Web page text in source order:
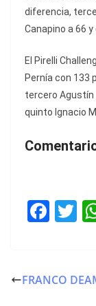
diferencia,
Canapino a 66
El Pirelli
Pernía con 133
tercero Agustín
quinto Ignacio
F
e
T
FRANCO